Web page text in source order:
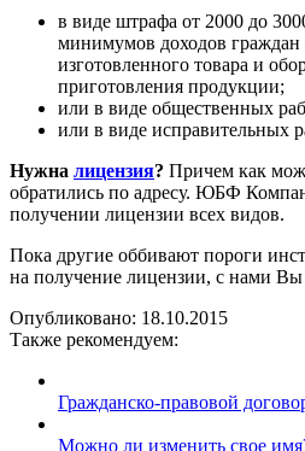
в виде штрафа от 2000 до
минимумов доходов граждан
изготовленного товара и
приготовления продукции;
или в виде общественных
или в виде исправительных
Нужна лицензия? Причем как
обратились по адресу. ЮБФ
получении лицензии всех видов.
Пока другие оббивают пороги
на получение лицензии, с нами
Опубликовано: 18.10.2015
Также рекомендуем:
Гражданско-правовой
Можно ли изменить свое